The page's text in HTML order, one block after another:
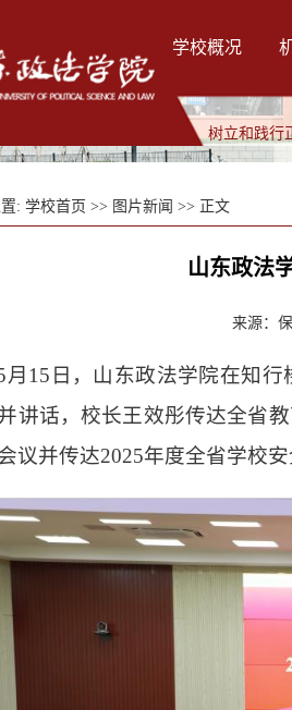
学校概况
树立和践行
: 学校首页 >> 图片新闻 >> 正文
山东政法
来源：
月15日，山东政法学院在知
讲话，校长王效彤传达全省
议并传达2025年度全省学校安